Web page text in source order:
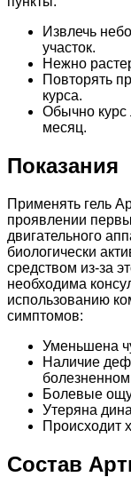
Извлечь
участок.
Нежно
Повторять
курса.
Обычно курс
месяц.
Показания
Применять гель
проявлении
двигательного
биологически
средством из-за
необходима
использованию
симптомов:
Уменьшена
Наличие
болезненном
Болевые
Утеряна
Происходит
Состав